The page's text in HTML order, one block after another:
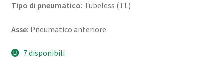
Tipo di pneumatico: Tubeless (TL)
Asse: Pneumatico anteriore
7 disponibili